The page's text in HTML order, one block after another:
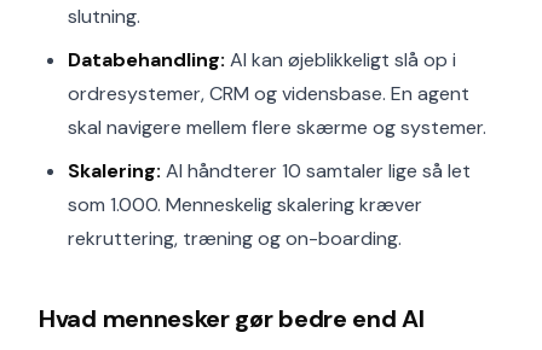
slutning.
Databehandling: AI kan øjeblikkeligt slå op i
ordresystemer, CRM og vidensbase. En agent
skal navigere mellem flere skærme og systemer.
Skalering: AI håndterer 10 samtaler lige så let
som 1.000. Menneskelig skalering kræver
rekruttering, træning og on-boarding.
Hvad mennesker gør bedre end AI